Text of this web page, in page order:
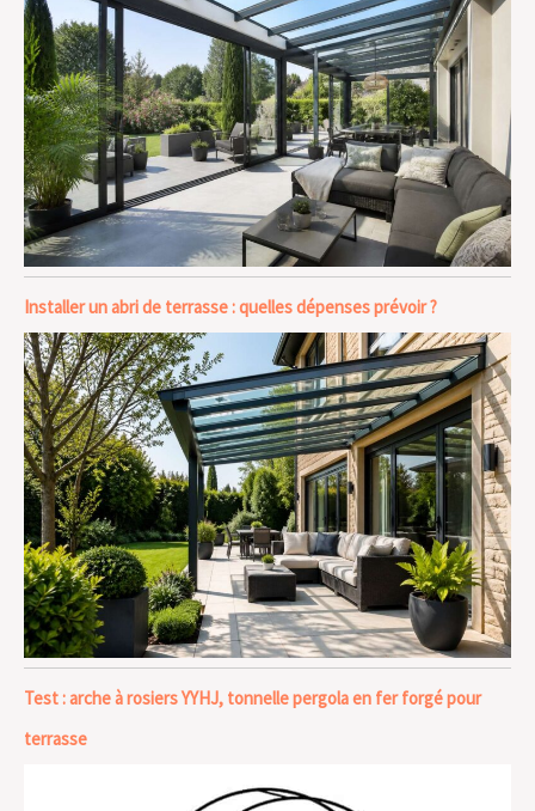
Installer un abri de terrasse : quelles dépenses prévoir ?
Test : arche à rosiers YYHJ, tonnelle pergola en fer forgé pour
terrasse